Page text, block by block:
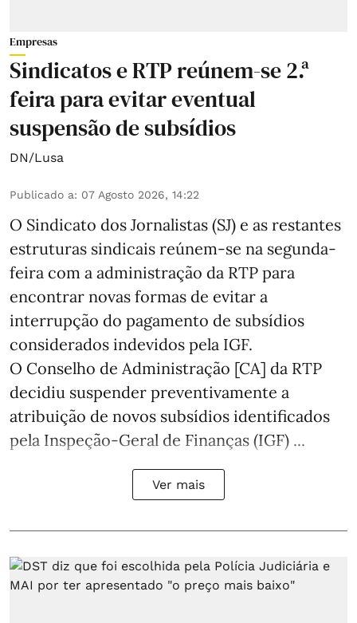
Empresas
Sindicatos e RTP reúnem-se 2.ª
feira para evitar eventual
suspensão de subsídios
DN/Lusa
Publicado a: 07 Agosto 2026, 14:22
O Sindicato dos Jornalistas (SJ) e as restantes
estruturas sindicais reúnem-se na segunda-
feira com a administração da RTP para
encontrar novas formas de evitar a
interrupção do pagamento de subsídios
considerados indevidos pela IGF.
O Conselho de Administração [CA] da RTP
decidiu suspender preventivamente a
atribuição de novos subsídios identificados
pela Inspeção-Geral de Finanças (IGF) ...
Ver mais